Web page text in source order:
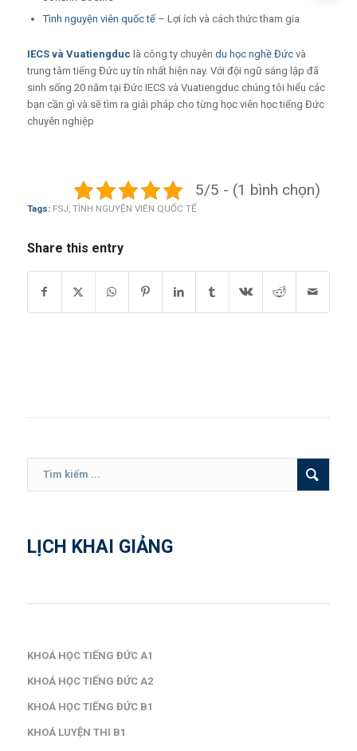
Tình nguyện viên quốc tế– Lợi ích và cách thức tham gia
IECSvà Vuatiengduc là công ty chuyên du học nghề Đứcvà
trung tâm tiếng Đức uy tín nhất hiện nay. Với đội ngữ sáng lập đã
sinh sống 20 năm tại Đức IECS và Vuatiengduc chúng tôi hiểu các
bạn cần gì và sẽ tìm ra giải pháp cho từng học viên học tiếng Đức
chuyên nghiệp
5/5 - (1 bình chọn)
Tags: FSJ, TÌNH NGUYỆN VIÊN QUỐC TẾ
Share this entry
LỊCH KHAI GIẢNG
KHOÁ HỌC TIẾNG ĐỨC A1
KHOÁ HỌC TIẾNG ĐỨC A2
KHOÁ HỌC TIẾNG ĐỨC B1
KHOÁ LUYỆN THI B1